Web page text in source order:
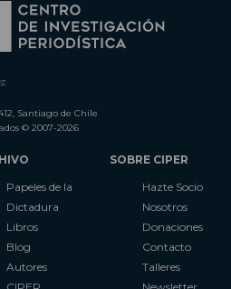
Santiago de Chile
© 2007-2026
Papeles de la
Dictadura
Libros
Blog
Autores
SOBRE CIPER
Hazte Socio
Nosotros
Donaciones
Contacto
Talleres